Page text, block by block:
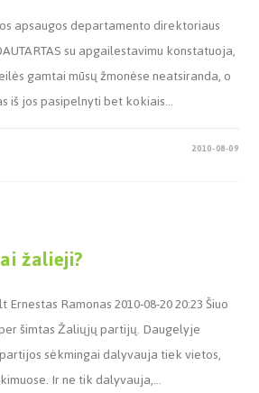
apsaugos departamento direktoriaus
su apgailestavimu konstatuoja,
gamtai mūsų žmonėse neatsiranda, o
iš jos pasipelnyti bet kokiais…
2010-08-09
žalieji?
Ramonas 2010-08-20 20:23 Šiuo
šimtas Žaliųjų partijų. Daugelyje
sėkmingai dalyvauja tiek vietos,
Ir ne tik dalyvauja,…